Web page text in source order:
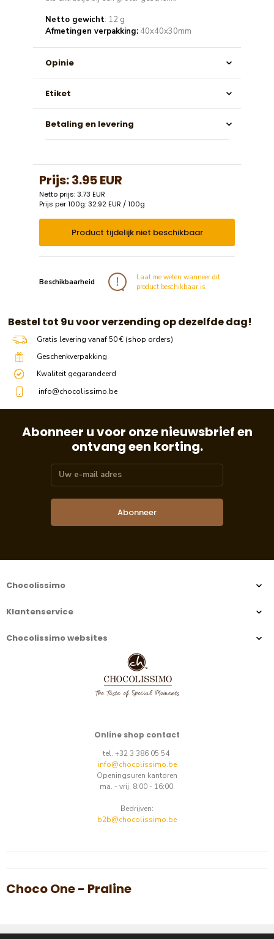
Netto gewicht: 12 g
Afmetingen verpakking: 40x40x30mm
Opinie
Etiket
Betaling en levering
Prijs:3.95 EUR
Netto prijs: 3.73 EUR
Prijs per 100g: 32.92 EUR / 100g
Product tijdelijk niet beschikbaar
Beschikbaarheid
Laat me weten wanneer dit
product beschikbaar is.
​​ Bestel tot 9u voor verzending op dezelfde dag!
Gratis levering vanaf 50 € (shop orders)
Geschenkverpakking
Kwaliteit gegarandeerd
info@chocolissimo.be
Abonneer u voor onze nieuwsbrief en
ontvang een korting.
Abonneer
Chocolissimo
Klantenservice
Chocolissimo websites
Online shop contact
tel. +32 3 386 05 54
info@chocolissimo.be
Openingsuren kantoren
ma. - vrij. 8:00 - 16:00.
Bedrijven:
b2b@chocolissimo.be
Choco One - Praline